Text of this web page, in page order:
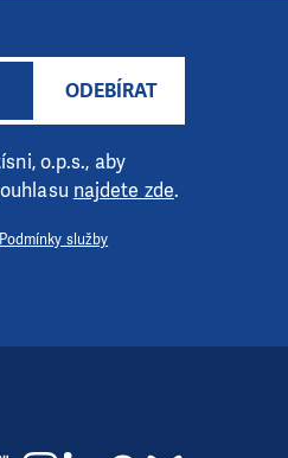
ODEBÍRAT
o.p.s., aby
najdete zde.
Podmínky služby